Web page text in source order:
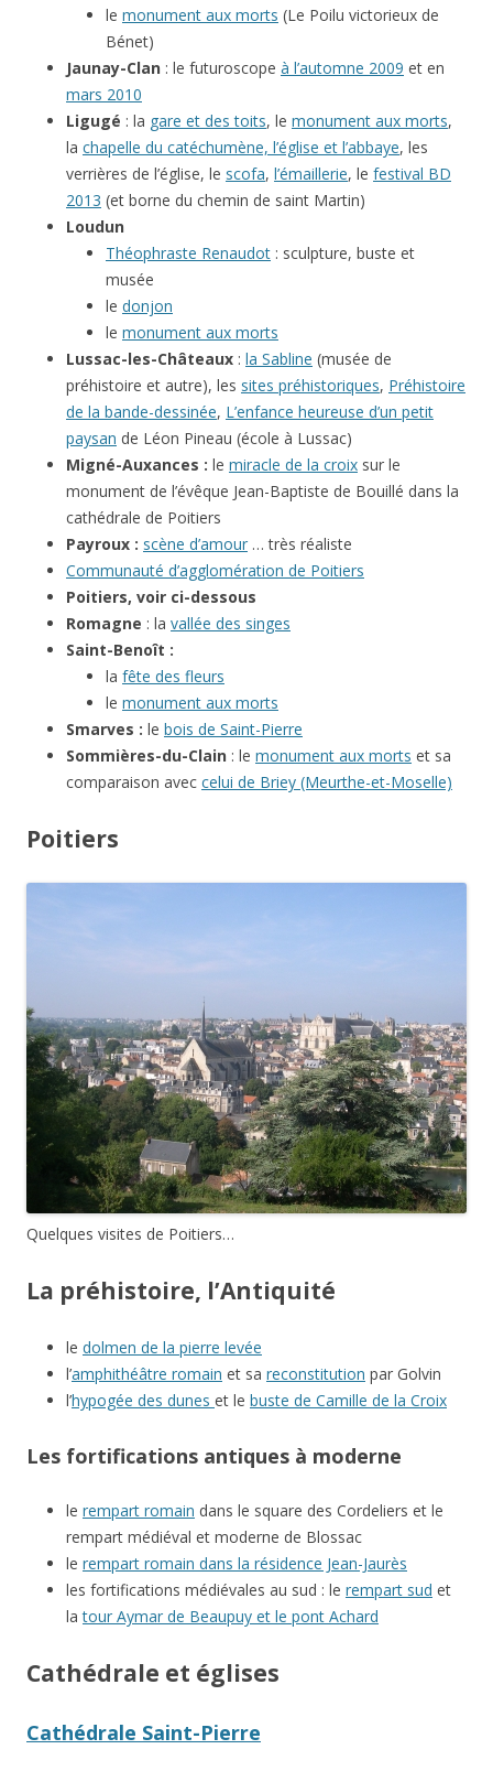
le monument aux morts (Le Poilu victorieux de
Bénet)
Jaunay-Clan : le futuroscope à l’automne 2009 et en
mars 2010
Ligugé : la gare et des toits, le monument aux morts,
la chapelle du catéchumène, l’église et l’abbaye, les
verrières de l’église, le scofa, l’émaillerie, le festival BD
2013 (et borne du chemin de saint Martin)
Loudun
Théophraste Renaudot : sculpture, buste et
musée
le donjon
le monument aux morts
Lussac-les-Châteaux : la Sabline (musée de
préhistoire et autre), les sites préhistoriques, Préhistoire
de la bande-dessinée, L’enfance heureuse d’un petit
paysan de Léon Pineau (école à Lussac)
Migné-Auxances : le miracle de la croix sur le
monument de l’évêque Jean-Baptiste de Bouillé dans la
cathédrale de Poitiers
Payroux : scène d’amour … très réaliste
Communauté d’agglomération de Poitiers
Poitiers, voir ci-dessous
Romagne : la vallée des singes
Saint-Benoît :
la fête des fleurs
le monument aux morts
Smarves : le bois de Saint-Pierre
Sommières-du-Clain : le monument aux morts et sa
comparaison avec celui de Briey (Meurthe-et-Moselle)
Poitiers
Quelques visites de Poitiers…
La préhistoire, l’Antiquité
le dolmen de la pierre levée
l’amphithéâtre romain et sa reconstitution par Golvin
l’hypogée des dunes et le buste de Camille de la Croix
Les fortifications antiques à moderne
le rempart romain dans le square des Cordeliers et le
rempart médiéval et moderne de Blossac
le rempart romain dans la résidence Jean-Jaurès
les fortifications médiévales au sud : le rempart sud et
latour Aymar de Beaupuy et le pont Achard
Cathédrale et églises
Cathédrale Saint-Pierre